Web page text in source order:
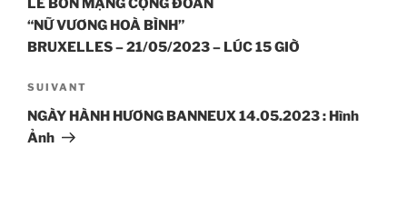
LỄ BỔN MẠNG CỘNG ĐOÀN
“NỮ VƯƠNG HOÀ BÌNH”
BRUXELLES – 21/05/2023 – LÚC 15 GIỜ
Article
suivant
SUIVANT
NGÀY HÀNH HƯƠNG BANNEUX 14.05.2023 : Hình
Ảnh